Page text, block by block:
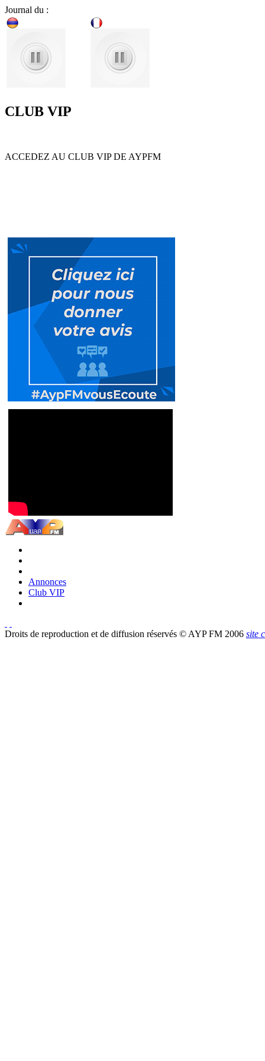
Journal du :
CLUB VIP
ACCEDEZ AU CLUB VIP DE AYPFM
Annonces
Club VIP
Droits de reproduction et de diffusion réservés © AYP FM 2006 site